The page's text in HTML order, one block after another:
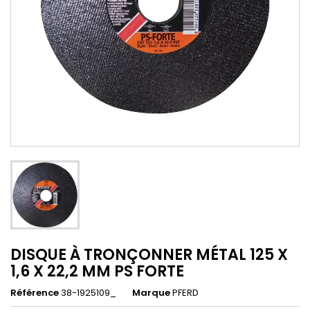
DISQUE À TRONÇONNER MÉTAL 125 X
1,6 X 22,2 MM PS FORTE
Référence38-1925109_ MarquePFERD